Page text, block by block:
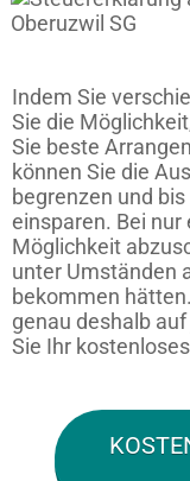
Indem Sie
Sie die
Sie beste
können Sie die
begrenzen und
einsparen. Bei nur
Möglichkeit
unter Umständen
bekommen
genau deshalb
Sie Ihr